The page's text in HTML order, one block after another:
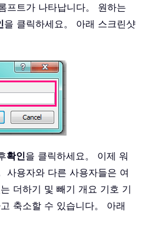
프트가 나타납니다。 원하는
을 클릭하세요。 아래 스크린샷
확인을 클릭하세요。 이제 워
사용자와 다른 사용자들은 여
더하기 및 빼기 개요 기호 기
축소할 수 있습니다。 아래